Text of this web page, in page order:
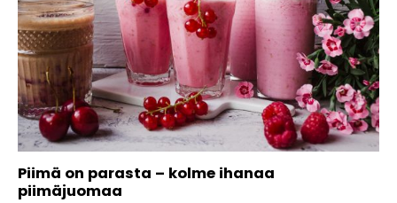
Piimä on parasta – kolme ihanaa
piimäjuomaa